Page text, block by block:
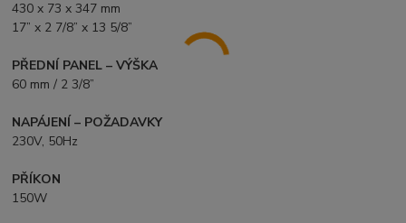
430 x 73 x 347 mm
17” x 2 7/8” x 13 5/8”
PŘEDNÍ PANEL – VÝŠKA
60 mm / 2 3/8”
NAPÁJENÍ – POŽADAVKY
230V, 50Hz
PŘÍKON
150W